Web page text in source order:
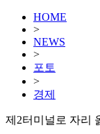
HOME
>
NEWS
>
포토
>
경제
제2터미널로 자리